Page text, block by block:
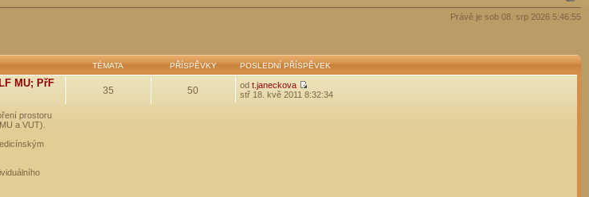
Právě je sob 08. srp 2026 5:46:55
TÉMATA PŘÍSPĚVKY POSLEDNÍ PŘÍSPĚVEK
MU; PřF
prostoru
a VUT).
35 50 od t.janeckova
stř 18. kvě 2011 8:32:34